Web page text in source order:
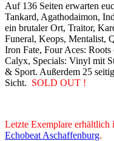
Auf 136 Seiten erwarten
Tankard, Agathodaimon,
ein brutaler Ort, Traitor,
Funeral, Keops, Mentalist,
Iron Fate, Four Aces:
Calyx, Specials: Vinyl mit
& Sport. Außerdem 25
Sicht. SOLD OUT !
Letzte Exemplare erhältlich
Echobeat Aschaffenburg.